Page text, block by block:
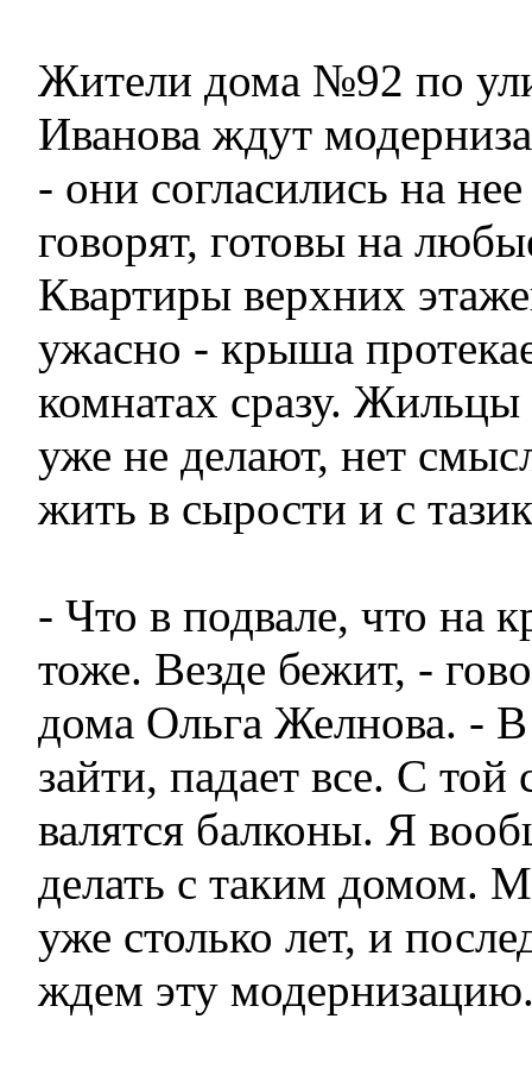
Жители дома №92 по
Иванова ждут
- они согласились на
говорят, готовы на
Квартиры верхних
ужасно - крыша
комнатах сразу. Жильцы
уже не делают, нет
жить в сырости и с
- Что в подвале, что на
тоже. Везде бежит, -
дома Ольга Желнова. -
зайти, падает все. С
валятся балконы. Я
делать с таким домом.
уже столько лет, и
ждем эту